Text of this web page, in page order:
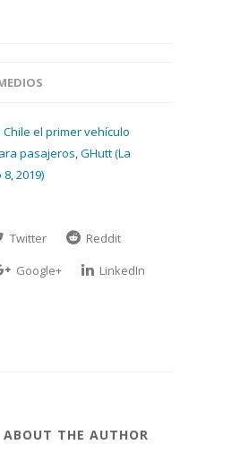
el primer vehículo
pasajeros, GHutt (La
2019)
Twitter
Reddit
Google+
LinkedIn
ABOUT THE AUTHOR